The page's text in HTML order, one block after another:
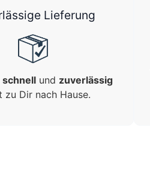
Lieferung
schnell und zuverlässig
zu Dir nach Hause.